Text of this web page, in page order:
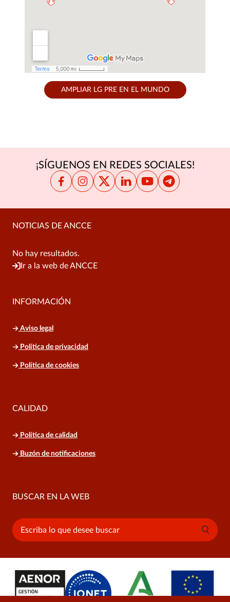
AMPLIAR LG PRE EN EL MUNDO
¡SÍGUENOS EN REDES SOCIALES!
NOTICIAS DE ANCCE
No hay resultados.
Ir a la web de ANCCE
INFORMACIÓN
Aviso legal
Política de privacidad
Política de cookies
CALIDAD
Política de calidad
Buzón de notificaciones
BUSCAR EN LA WEB
Buscar